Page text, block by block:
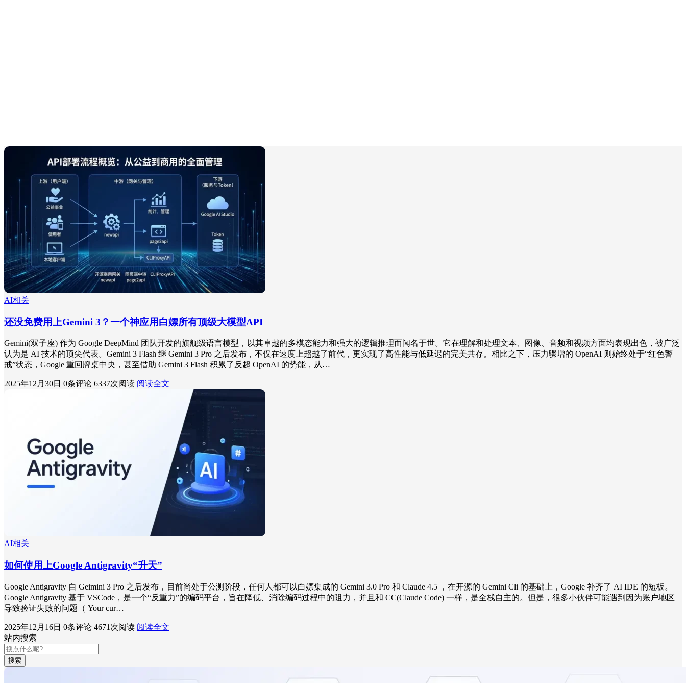
AI相关
还没免费用上Gemini 3？一个神应用白嫖所有顶级大模型API
Gemini(双子座) 作为 Google DeepMind 团队开发的旗舰级语言模型，以其卓越的多模态能力和强大的逻辑推理而闻名于世。它在理解和处理文本、图像、音频和视频方面均表现出色，被广泛
认为是 AI 技术的顶尖代表。Gemini 3 Flash 继 Gemini 3 Pro 之后发布，不仅在速度上超越了前代，更实现了高性能与低延迟的完美共存。相比之下，压力骤增的 OpenAI 则始终处于“红色警
戒”状态，Google 重回牌桌中央，甚至借助 Gemini 3 Flash 积累了反超 OpenAI 的势能，从…
2025年12月30日 0条评论 6337次阅读 阅读全文
AI相关
如何使用上Google Antigravity“升天”
Google Antigravity 自 Geimini 3 Pro 之后发布，目前尚处于公测阶段，任何人都可以白嫖集成的 Gemini 3.0 Pro 和 Claude 4.5 ，在开源的 Gemini Cli 的基础上，Google 补齐了 AI IDE 的短板。
Google Antigravity 基于 VSCode，是一个“反重力”的编码平台，旨在降低、消除编码过程中的阻力，并且和 CC(Claude Code) 一样，是全栈自主的。但是，很多小伙伴可能遇到因为账户地区
导致验证失败的问题（ Your cur…
2025年12月16日 0条评论 4671次阅读 阅读全文
站内搜索
搜索